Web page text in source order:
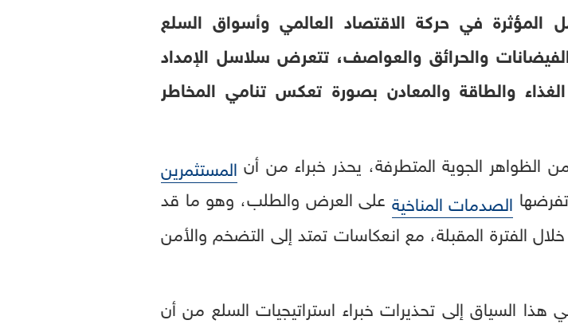
المؤثرة في حركة الاقتصاد العالمي وأسواق السلع
والحرائق والعواصف، تتعرض سلاسل الإمداد
والطاقة والمعادن بصورة تعكس تنامي المخاطر
الظواهر الجوية المتطرفة، يحذر خبراء من أن المستثمرين
الصدمات المناخية على العرض والطلب، وهو ما قد
الفترة المقبلة، مع انعكاسات تمتد إلى التضخم والأمن
السياق إلى تحذيرات خبراء استراتيجيات السلع من أن